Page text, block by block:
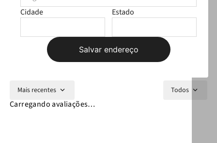
Cidade Estado
Salvar endereço
Carregando…
Faça login para escrever uma avaliação.
Mais recentes Todos
Carregando avaliações…